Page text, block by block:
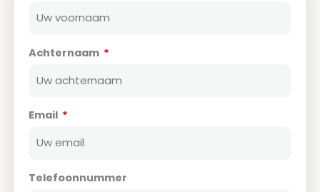
Achternaam
Email
Telefoonnummer